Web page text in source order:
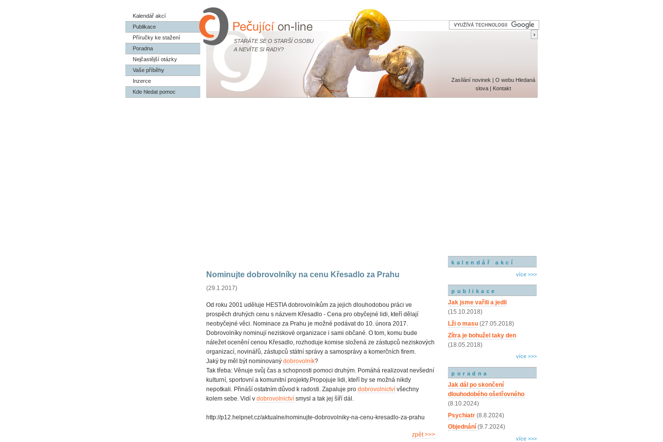
STARÁTE SE O STARŠÍ OSOBU
A NEVÍTE SI RADY?
Kalendář akcí
Publikace
Příručky ke stažení
Poradna
Nejčastější otázky
Vaše příběhy
Inzerce
Kde hledat pomoc
Zasílání novinek | O webu Hledaná
slova | Kontakt
Nominujte dobrovolníky na cenu Křesadlo za Prahu
(29.1.2017)
Od roku 2001 uděluje HESTIA dobrovolníkům za jejich dlouhodobou práci ve
prospěch druhých cenu s názvem Křesadlo - Cena pro obyčejné lidi, kteří dělají
neobyčejné věci. Nominace za Prahu je možné podávat do 10. února 2017.
Dobrovolníky nominují neziskové organizace i sami občané. O tom, komu bude
náležet ocenění cenou Křesadlo, rozhoduje komise složená ze zástupců neziskových
organizací, novinářů, zástupců státní správy a samosprávy a komerčních firem.
Jaký by měl být nominovaný dobrovolník?
Tak třeba: Věnuje svůj čas a schopnosti pomoci druhým. Pomáhá realizovat nevšední
kulturní, sportovní a komunitní projekty.Propojuje lidi, kteří by se možná nikdy
nepotkali. Přináší ostatním důvod k radosti. Zapaluje pro dobrovolnictví všechny
kolem sebe. Vidí v dobrovolnictví smysl a tak jej šíří dál.
http://p12.helpnet.cz/aktualne/nominujte-dobrovolniky-na-cenu-kresadlo-za-prahu
zpět >>>
kalendář akcí
více >>>
publikace
Jak jsme vařili a jedli
(15.10.2018)
Lži o masu (27.05.2018)
Zítra je bohužel taky den
(18.05.2018)
více >>>
poradna
Jak dál po skončení
dlouhodobého ošetřovného
(8.10.2024)
Psychiatr (8.8.2024)
Objednání (9.7.2024)
více >>>